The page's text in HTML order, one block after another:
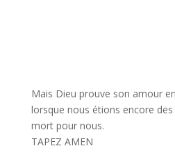
Mais Dieu prouve son amour
lorsque nous étions encore
mort pour nous.
TAPEZ AMEN